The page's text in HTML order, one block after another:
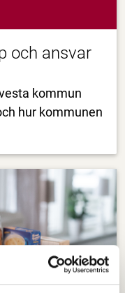
och ansvar
kommun
hur kommunen